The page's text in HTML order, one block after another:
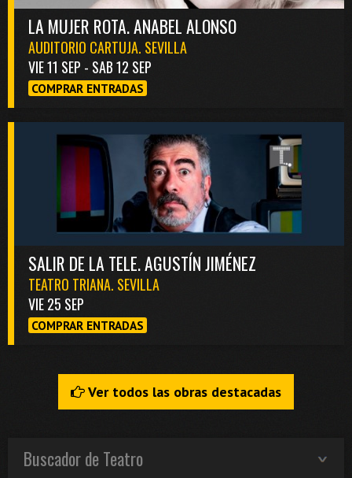
LA MUJER ROTA. ANABEL ALONSO
AUDITORIO CARTUJA. SEVILLA
VIE 11 SEP - SAB 12 SEP
COMPRAR ENTRADAS
SALIR DE LA TELE. AGUSTÍN JIMÉNEZ
TEATRO TRIANA. SEVILLA
VIE 25 SEP
COMPRAR ENTRADAS
Ver todos las obras destacadas
Buscador de Teatro